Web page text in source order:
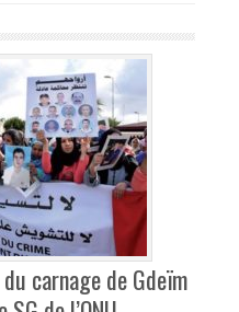
carnage de Gdeïm